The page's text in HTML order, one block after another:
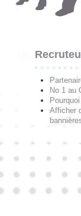
No 1 au
Afficher